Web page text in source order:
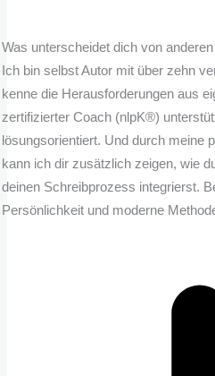
Was unterscheidet dich von
Ich bin selbst Autor mit über zehn
kenne die Herausforderungen aus
zertifizierter Coach (nlpK®)
lösungsorientiert. Und durch meine
kann ich dir zusätzlich zeigen, wie
deinen Schreibprozess integrierst.
Persönlichkeit und moderne